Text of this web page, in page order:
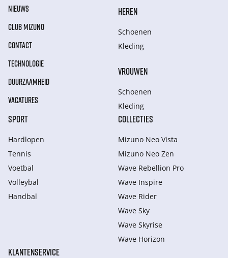
NIEUWS
CLUB MIZUNO
CONTACT
TECHNOLOGIE
DUURZAAMHEID
VACATURES
HEREN
Schoenen
Kleding
VROUWEN
Schoenen
Kleding
SPORT
Hardlopen
Tennis
Voetbal
Volleybal
Handbal
COLLECTIES
Mizuno Neo Vista
Mizuno Neo Zen
Wave Rebellion Pro
Wave Inspire
Wave Rider
Wave Sky
Wave Skyrise
Wave Horizon
KLANTENSERVICE